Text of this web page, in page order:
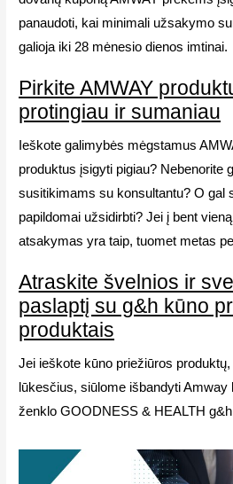
panaudoti, kai minimali užsakymo
galioja iki 28 mėnesio dienos imtinai.
Pirkite AMWAY
protingiau ir sumaniau
Ieškote galimybės mėgstamus
produktus įsigyti pigiau? Nebenorite
susitikimams su konsultantu? O gal
papildomai užsidirbti? Jei į bent
atsakymas yra taip, tuomet metas
Atraskite švelnios ir
paslaptį su g&h kūno
produktais
Jei ieškote kūno priežiūros
lūkesčius, siūlome išbandyti Amway
ženklo GOODNESS & HEALTH